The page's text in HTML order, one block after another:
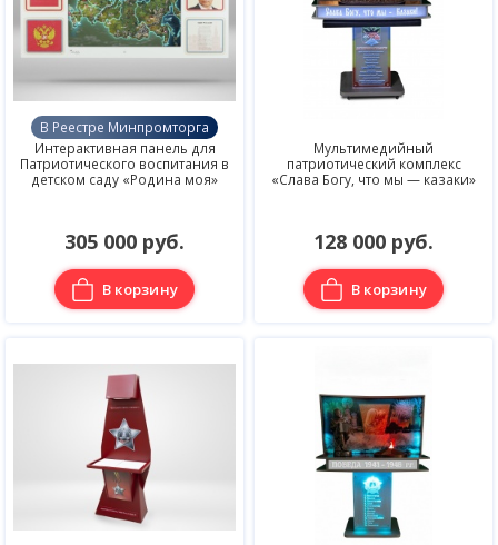
В Реестре Минпромторга
Интерактивная панель для
Патриотического воспитания в
детском саду «Родина моя»
305 000 руб.
В корзину
Мультимедийный
патриотический комплекс
«Слава Богу, что мы — казаки»
128 000 руб.
В корзину